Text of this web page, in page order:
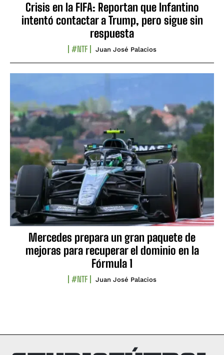
Crisis en la FIFA: Reportan que Infantino
intentó contactar a Trump, pero sigue sin
respuesta
#NTF Juan José Palacios
Mercedes prepara un gran paquete de
mejoras para recuperar el dominio en la
Fórmula 1
#NTF Juan José Palacios